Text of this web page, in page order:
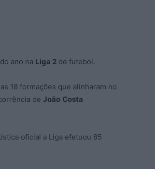
ano na Liga 2 de futebol.
18 formações que alinharam no
de João Costa
oficial a Liga efetuou 85